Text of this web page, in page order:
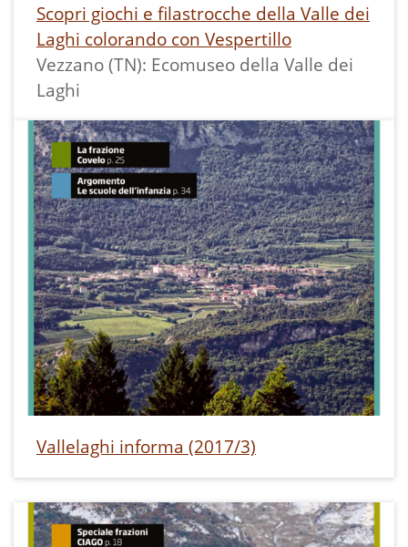
Scopri giochi e filastrocche della Valle dei
Laghi colorando con Vespertillo
Vezzano (TN): Ecomuseo della Valle dei
Laghi
Vallelaghi informa (2017/3)